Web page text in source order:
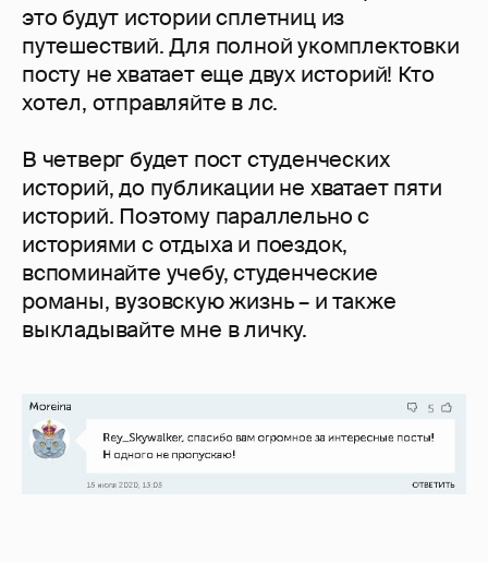
это будут истории сплетниц из
путешествий. Для полной укомплектовки
посту не хватает еще двух историй! Кто
хотел, отправляйте в лс.
В четверг будет пост студенческих
историй, до публикации не хватает пяти
историй. Поэтому параллельно с
историями с отдыха и поездок,
вспоминайте учебу, студенческие
романы, вузовскую жизнь – и также
выкладывайте мне в личку.